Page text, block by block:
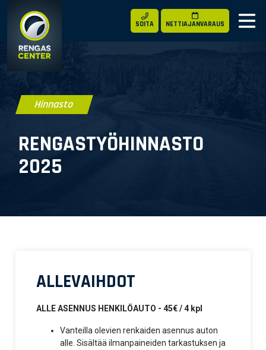
Hinnasto
RENGASTYÖ­HINNASTO
2025
ALLEVAIHDOT
ALLE ASENNUS HENKILÖAUTO - 45€ / 4 kpl
Vanteilla olevien renkaiden asennus auton
alle. Sisältää ilmanpaineiden tarkastuksen ja
SOITA NETTIAJANVARAUS